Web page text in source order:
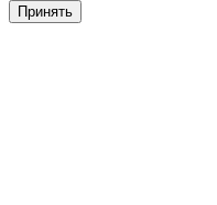
Принять